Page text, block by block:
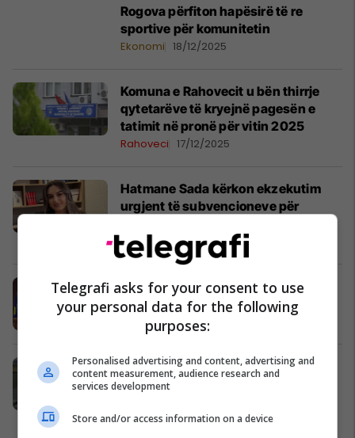
Rogova përfiton hapësirë të re
sportive për komunitetin
Ekonomi 18/12/2025
Komuna e Rahovecit u bën thirrje
qytetarëve të kryejnë pagesën e
tatimit në pronë për vitin 2025
Rahoveci 17/12/2025
Hatmane Sada kërkon ekzekutim
urgjent të subvencioneve për
Rahoveci 15/12/2025
Juniku miraton buxhetin komunal
për vitin 2026
Juniku 12/12/2025
Ministria e Ekonomisë ndan edhe
100 mijë euro për Ngrohtoren e
Ekonomi 10/12/2025
Telegrafi asks for your consent to use
your personal data for the following
purposes:
Personalised advertising and content, advertising and
content measurement, audience research and
services development
Store and/or access information on a device